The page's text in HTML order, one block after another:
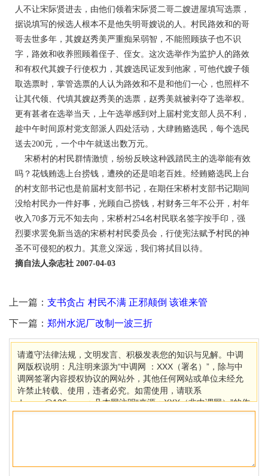
人不让宋际贤进去，由他们领着宋际贤二哥二嫂进屋填写选票，
据说填写的候选人根本不是他失明哥嫂说的人。村民路效和的哥
哥去世多年，其嫂赵秀美严重痴呆弱智，不能照顾孩子也不识
字，路效和收养照顾着侄子、侄女。这次选举作为监护人的路效
和有权代其嫂子行使权力，其嫂选民证发到他家，可他代嫂子领
取选票时，掌管选票的人认为路效和不是和他们一心，也照样不
让其代领、代填其嫂赵秀美的选票，赵秀美就被剥夺了选举权。
更有甚者在选举当天，上午选举感到对上届村党支部人员不利，
趁中午时间原村党支部派人四处活动，大肆贿赂选民，每个选民
送去200元，一个中午就送出数万元。
宋桥村的村民群情激愤，纷纷反映这种践踏民主的选举能有效
吗？花钱贿选上台捞钱，遭殃的还是咱老百姓。经贿赂选民上台
的村支部书记也是前届村支部书记，在期任宋桥村支部书记期间
没给村民办一件好事，光顾自己捞钱，村财务三年不公开，村年
收入70多万元不知去向，宋桥村254名村民联名签字按手印，强
烈要求罢免新当选的宋桥村村民委员会，行使宪法赋予村民的神
圣不可侵犯的权力。其意义深远，我们将拭目以待。
摘自法人杂志社 2007-04-03
上一篇： 支书贪占 村民不满 正邪颠倒 该谁来管
下一篇： 郑州水泥厂改制一波三折
请遵守法律法规，文明发言、积极发表您的知识与见解。中调
网版权说明：凡注明来源为“中调网 ：XXX（署名）”，除与中
调网签署内容授权协议的网站外，其他任何网站或单位未经允
许禁止转载、使用，违者必究。如需使用，请联系
dcaccn@126.com；凡本网注明“来源：XXX（非中调网）”的作
品，均转载自其它媒体，目的在于传播更多信息，其他媒体如